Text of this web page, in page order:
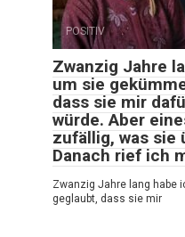
POSITIV
Zwanzig Jahre
um sie
dass sie mir
würde. Aber
zufällig, was sie
Danach rief ich
Zwanzig Jahre lang habe
geglaubt, dass sie mir